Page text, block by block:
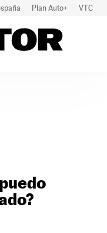
Plan Auto+ VTC